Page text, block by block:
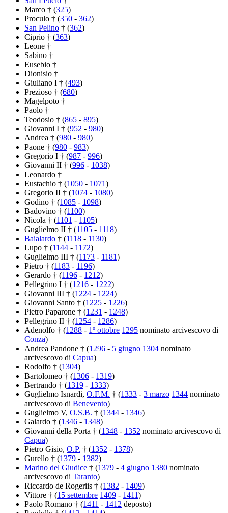
Marco † (325)
Proculo † (350 - 362)
San Pelino † (362)
Ciprio † (363)
Leone †
Sabino †
Eusebio †
Dionisio †
Giuliano I † (493)
Prezioso † (680)
Magelpoto †
Paolo †
Teodosio † (865 - 895)
Giovanni I † (952 - 980)
Andrea † (980 - 980)
Paone † (980 - 983)
Gregorio I † (987 - 996)
Giovanni II † (996 - 1038)
Leonardo †
Eustachio † (1050 - 1071)
Gregorio II † (1074 - 1080)
Godino † (1085 - 1098)
Badovino † (1100)
Nicola † (1101 - 1105)
Guglielmo II † (1105 - 1118)
Baialardo † (1118 - 1130)
Lupo † (1144 - 1172)
Guglielmo III † (1173 - 1181)
Pietro † (1183 - 1196)
Gerardo † (1196 - 1212)
Pellegrino I † (1216 - 1222)
Giovanni III † (1224 - 1224)
Giovanni Santo † (1225 - 1226)
Pietro Paparone † (1231 - 1248)
Pellegrino II † (1254 - 1286)
Adenolfo † (1288 - 1º ottobre 1295 nominato arcivescovo di
Conza)
Andrea Pandone † (1296 - 5 giugno 1304 nominato
arcivescovo di Capua)
Rodolfo † (1304)
Bartolomeo † (1306 - 1319)
Bertrando † (1319 - 1333)
Guglielmo Isnardi, O.F.M. † (1333 - 3 marzo 1344 nominato
arcivescovo di Benevento)
Guglielmo V, O.S.B. † (1344 - 1346)
Galardo † (1346 - 1348)
Giovanni della Porta † (1348 - 1352 nominato arcivescovo di
Capua)
Pietro Gisio, O.P. † (1352 - 1378)
Gurello † (1379 - 1382)
Marino del Giudice † (1379 - 4 giugno 1380 nominato
arcivescovo di Taranto)
Riccardo de Rogeriis † (1382 - 1409)
Vittore † (15 settembre 1409 - 1411)
Paolo Romano † (1411 - 1412 deposto)